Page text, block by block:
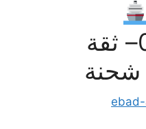
0553885449– ثقة
شحنة